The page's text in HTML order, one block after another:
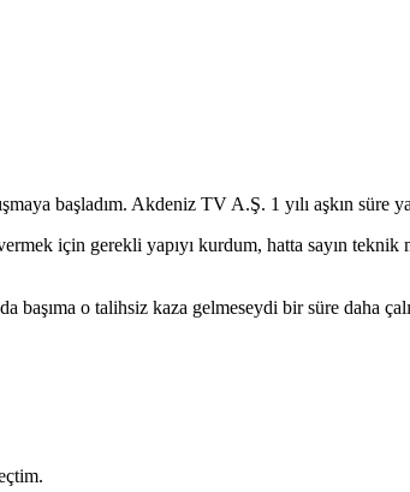
başladım. Akdeniz TV A.Ş. 1 yılı aşkın süre
için gerekli yapıyı kurdum, hatta sayın
o talihsiz kaza gelmeseydi bir süre daha